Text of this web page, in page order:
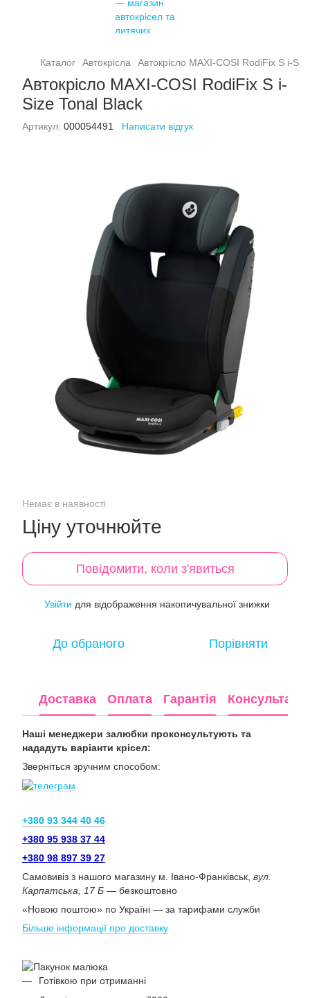
Каталог Автокрісла Автокрісло MAXI-COSI RodiFix S i-
Автокрісло MAXI-COSI RodiFix S i-
Size Tonal Black
Артикул: 000054491 Написати відгук
Немає в наявності
Ціну уточнюйте
Повідомити, коли з'явиться
Увійти для відображення накопичувальної знижки
До обраного Порівняти
Доставка Оплата Гарантія Консультація
Наші менеджери залюбки проконсультують та
нададуть варіанти крісел:
Зверніться зручним способом:
+380 93 344 40 46
+380 95 938 37 44
+380 98 897 39 27
Самовивіз з нашого магазину м. Івано-Франківськ, вул.
Карпатська, 17 Б — безкоштовно
«Новою поштою» по Україні — за тарифами служби
Більше інформації про доставку
Готівкою при отриманні